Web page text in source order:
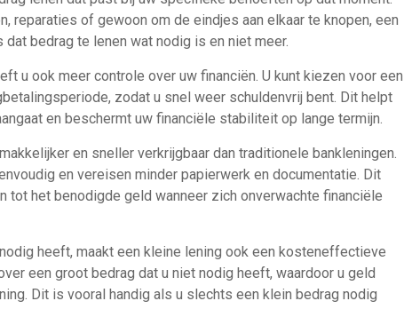
reparaties of gewoon om de eindjes aan elkaar te knopen, een
bedrag te lenen wat nodig is en niet meer.
u ook meer controle over uw financiën. U kunt kiezen voor een
zodat u snel weer schuldenvrij bent. Dit helpt
en beschermt uw financiële stabiliteit op lange termijn.
en sneller verkrijgbaar dan traditionele bankleningen.
en vereisen minder papierwerk en documentatie. Dit
tot het benodigde geld wanneer zich onverwachte financiële
heeft, maakt een kleine lening ook een kosteneffectieve
een groot bedrag dat u niet nodig heeft, waardoor u geld
Dit is vooral handig als u slechts een klein bedrag nodig